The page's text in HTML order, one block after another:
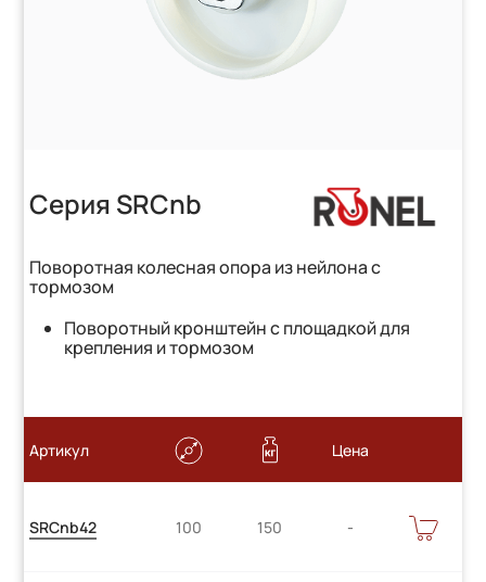
Серия SRCnb
Поворотная колесная опора из нейлона с
тормозом
Поворотный кронштейн с площадкой для
крепления и тормозом
Артикул Цена
SRCnb42 100 150
В
КОРЗИНУ